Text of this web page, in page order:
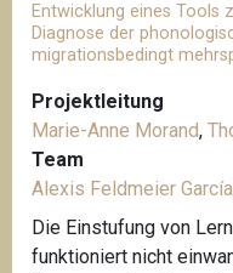
Entwicklung eines Tools
Diagnose der
migrationsbedingt
Projektleitung
Marie-Anne Morand,
Team
Alexis Feldmeier García
Die Einstufung von
funktioniert nicht